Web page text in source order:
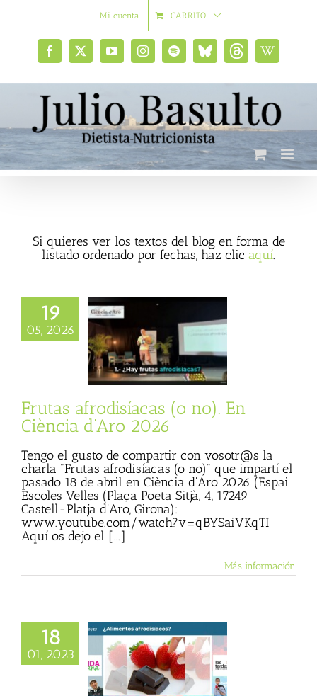
Mi cuenta CARRITO
Facebook
X YouTubeInstagramSpotifyBluesky
social
ThreadsWikipedia
Si quieres ver los textos del blog en forma de
listado ordenado por fechas, haz clic aquí.
19
05, 2026
(o no).
d’Aro 2026
Frutas afrodisíacas (o no). En
Ciència d’Aro 2026
Tengo el gusto de compartir con vosotr@s la
charla "Frutas afrodisíacas (o no)" que impartí el
pasado 18 de abril en Ciència d'Aro 2026 (Espai
Escoles Velles (Plaça Poeta Sitjà, 4, 17249
Castell-Platja d'Aro, Girona):
www.youtube.com/watch?v=qBYSaiVKqTI
Aquí os dejo el [...]
Más información
18
01, 2023
afrodisíacos?,
López Iturriaga
Sana»